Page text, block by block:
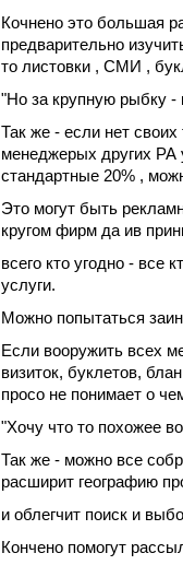
Кочнено это большая
предварительно
то листовки , СМИ ,
"Но за крупную рыбку
Так же - если нет
менеджерых других РА
стандартные 20% ,
Это могут быть
кругом фирм да ив
всего кто угодно - все
услуги.
Можно попытаться
Если вооружить всех
визиток, буклетов,
просо не понимает о
"Хочу что то похожее
Так же - можно все
расширит географию
и облегчит поиск и
Кончено помогут